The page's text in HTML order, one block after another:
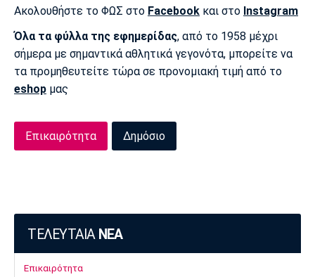
Ακολουθήστε το ΦΩΣ στο Facebook και στο Instagram
Όλα τα φύλλα της εφημερίδας, από το 1958 μέχρι
σήμερα με σημαντικά αθλητικά γεγονότα, μπορείτε να
τα προμηθευτείτε τώρα σε προνομιακή τιμή από το
eshop μας
Επικαιρότητα Δημόσιο
ΤΕΛΕΥΤΑΙΑ ΝΕΑ
Επικαιρότητα